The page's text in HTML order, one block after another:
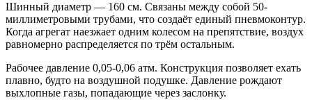
Шинный диаметр — 160 см. Связаны между собой 50-
миллиметровыми трубами, что создаёт единый пневмоконтур.
Когда агрегат наезжает одним колесом на препятствие, воздух
равномерно распределяется по трём остальным.
Рабочее давление 0,05-0,06 атм. Конструкция позволяет ехать
плавно, будто на воздушной подушке. Давление рождают
выхлопные газы, попадающие через заслонку.